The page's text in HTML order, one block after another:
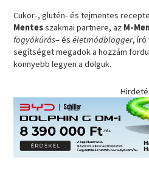
Cukor-, glutén- és tejmentes
Mentesszakmai partnere, az M-
fogyókúrás– éséletmódblogger, író
segítséget megadok a hozzám
könnyebb legyen a dolguk.